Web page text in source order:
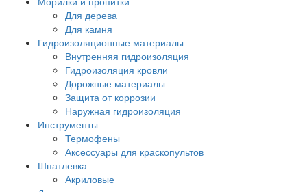
Для дерева
Для камня
Гидроизоляционные материалы
Внутренняя гидроизоляция
Гидроизоляция кровли
Дорожные материалы
Защита от коррозии
Наружная гидроизоляция
Инструменты
Термофены
Аксессуары для краскопультов
Шпатлевка
Акриловые